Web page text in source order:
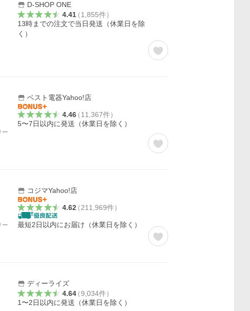
D-SHOP ONE
4.41（1,855件）
13時までの注文で当日発送（休業日を除
く）
ー
ベスト電器Yahoo!店
4.46（11,367件）
5〜7日以内に発送（休業日を除く）
ー
コジマYahoo!店
4.62（211,969件）
最短2日以内にお届け（休業日を除く）
ディーライズ
4.64（9,034件）
1〜2日以内に発送（休業日を除く）